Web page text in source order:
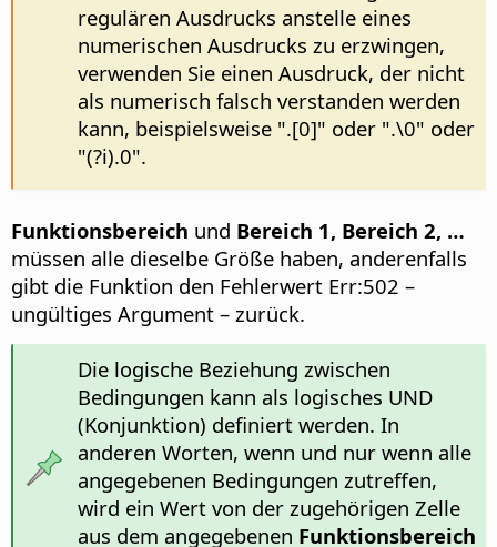
regulären Ausdrucks anstelle eines
numerischen Ausdrucks zu erzwingen,
verwenden Sie einen Ausdruck, der nicht
als numerisch falsch verstanden werden
kann, beispielsweise ".[0]" oder ".\0" oder
"(?i).0".
Funktionsbereich und Bereich 1, Bereich 2, …
müssen alle dieselbe Größe haben, anderenfalls
gibt die Funktion den Fehlerwert Err:502 –
ungültiges Argument – zurück.
Die logische Beziehung zwischen
Bedingungen kann als logisches UND
(Konjunktion) definiert werden. In
anderen Worten, wenn und nur wenn alle
angegebenen Bedingungen zutreffen,
wird ein Wert von der zugehörigen Zelle
aus dem angegebenen Funktionsbereich